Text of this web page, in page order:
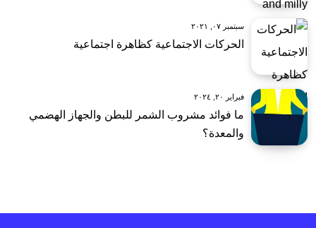
سبتمبر ٠٧, ٢٠٢١
الحركات الاجتماعية كظاهرة اجتماعية
فبراير ٢٠, ٢٠٢٤
ما فوائد مشروب الشمر للبطن والجهاز الهضمي
والمعدة؟